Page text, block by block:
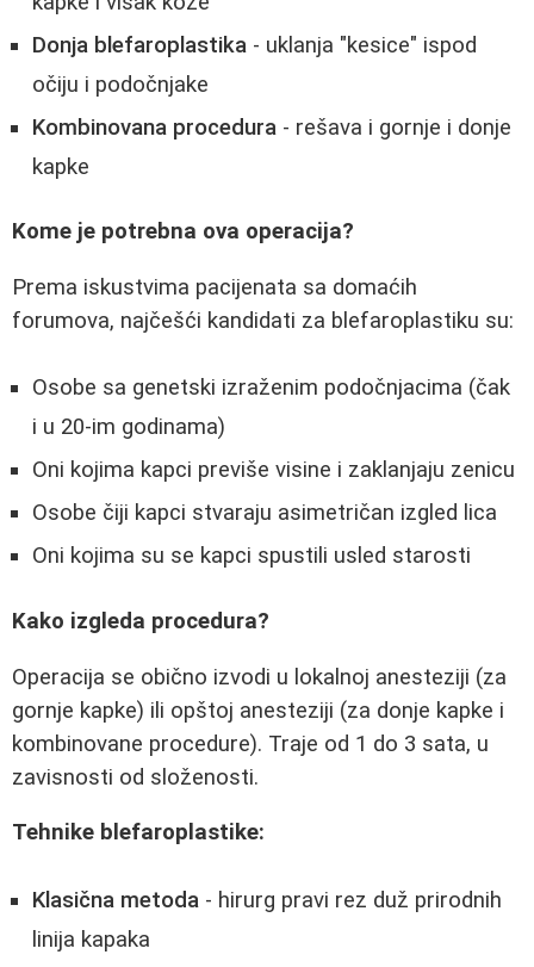
Donja blefaroplastika - uklanja "kesice" ispod
očiju i podočnjake
Kombinovana procedura - rešava i gornje i donje
kapke
Kome je potrebna ova operacija?
Prema iskustvima pacijenata sa domaćih
forumova, najčešći kandidati za blefaroplastiku su:
Osobe sa genetski izraženim podočnjacima (čak
i u 20-im godinama)
Oni kojima kapci previše visine i zaklanjaju zenicu
Osobe čiji kapci stvaraju asimetričan izgled lica
Oni kojima su se kapci spustili usled starosti
Kako izgleda procedura?
Operacija se obično izvodi u lokalnoj anesteziji (za
gornje kapke) ili opštoj anesteziji (za donje kapke i
kombinovane procedure). Traje od 1 do 3 sata, u
zavisnosti od složenosti.
Tehnike blefaroplastike:
Klasična metoda - hirurg pravi rez duž prirodnih
linija kapaka